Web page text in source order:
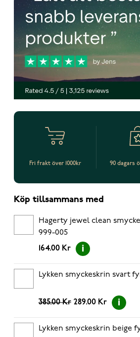
Fri frakt över 1000kr 90 dagars
Köp tillsammans med
Hagerty jewel clean
999-005
164.00 Kr
Lykken smyckeskrin svart
385.00 Kr 289.00 Kr
Lykken smyckeskrin beige